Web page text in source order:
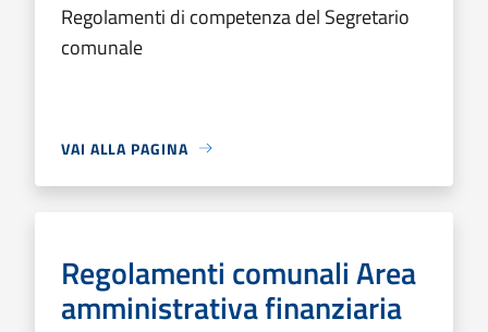
Regolamenti di competenza del Segretario
comunale
VAI ALLA PAGINA
Regolamenti comunali Area
amministrativa finanziaria